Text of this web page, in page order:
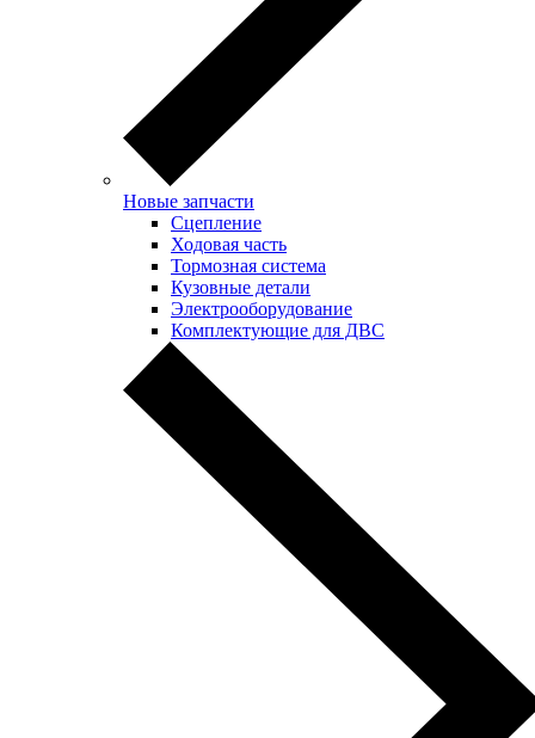
Новые запчасти
Сцепление
Ходовая часть
Тормозная система
Кузовные детали
Электрооборудование
Комплектующие для ДВС